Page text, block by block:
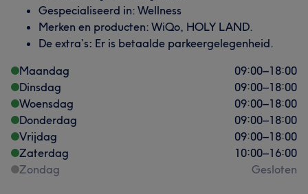
Gespecialiseerd in: Wellness
Merken en producten: WiQo, HOLY LAND.
De extra’s: Er is betaalde parkeergelegenheid.
Maandag
09:00–18:00
Dinsdag
09:00–18:00
Woensdag
09:00–18:00
Donderdag
09:00–18:00
Vrijdag
09:00–18:00
Zaterdag
10:00–16:00
Zondag
Gesloten